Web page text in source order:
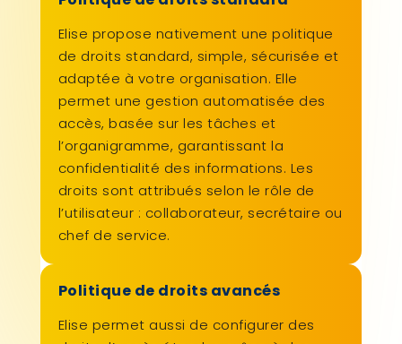
Elise propose nativement une politique
de droits standard, simple, sécurisée et
adaptée à votre organisation. Elle
permet une gestion automatisée des
accès, basée sur les tâches et
l’organigramme, garantissant la
confidentialité des informations. Les
droits sont attribués selon le rôle de
l’utilisateur : collaborateur, secrétaire ou
chef de service.
Politique de droits avancés
Elise permet aussi de configurer des